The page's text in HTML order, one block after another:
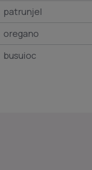
patrunjel
oregano
busuioc